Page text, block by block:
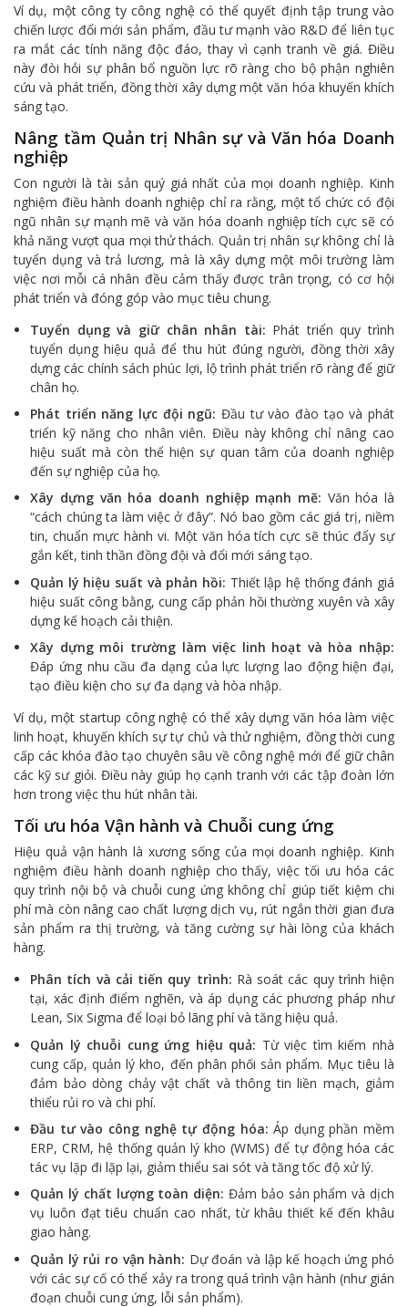
Ví dụ, một công ty công nghệ có thể quyết định tập trung vào
chiến lược đổi mới sản phẩm, đầu tư mạnh vào R&D để liên tục
ra mắt các tính năng độc đáo, thay vì cạnh tranh về giá. Điều
này đòi hỏi sự phân bổ nguồn lực rõ ràng cho bộ phận nghiên
cứu và phát triển, đồng thời xây dựng một văn hóa khuyến khích
sáng tạo.
Nâng tầm Quản trị Nhân sự và Văn hóa Doanh
nghiệp
Con người là tài sản quý giá nhất của mọi doanh nghiệp. Kinh
nghiệm điều hành doanh nghiệp chỉ ra rằng, một tổ chức có đội
ngũ nhân sự mạnh mẽ và văn hóa doanh nghiệp tích cực sẽ có
khả năng vượt qua mọi thử thách. Quản trị nhân sự không chỉ là
tuyển dụng và trả lương, mà là xây dựng một môi trường làm
việc nơi mỗi cá nhân đều cảm thấy được trân trọng, có cơ hội
phát triển và đóng góp vào mục tiêu chung.
Tuyển dụng và giữ chân nhân tài: Phát triển quy trình
tuyển dụng hiệu quả để thu hút đúng người, đồng thời xây
dựng các chính sách phúc lợi, lộ trình phát triển rõ ràng để giữ
chân họ.
Phát triển năng lực đội ngũ: Đầu tư vào đào tạo và phát
triển kỹ năng cho nhân viên. Điều này không chỉ nâng cao
hiệu suất mà còn thể hiện sự quan tâm của doanh nghiệp
đến sự nghiệp của họ.
Xây dựng văn hóa doanh nghiệp mạnh mẽ: Văn hóa là
“cách chúng ta làm việc ở đây”. Nó bao gồm các giá trị, niềm
tin, chuẩn mực hành vi. Một văn hóa tích cực sẽ thúc đẩy sự
gắn kết, tinh thần đồng đội và đổi mới sáng tạo.
Quản lý hiệu suất và phản hồi: Thiết lập hệ thống đánh giá
hiệu suất công bằng, cung cấp phản hồi thường xuyên và xây
dựng kế hoạch cải thiện.
Xây dựng môi trường làm việc linh hoạt và hòa nhập:
Đáp ứng nhu cầu đa dạng của lực lượng lao động hiện đại,
tạo điều kiện cho sự đa dạng và hòa nhập.
Ví dụ, một startup công nghệ có thể xây dựng văn hóa làm việc
linh hoạt, khuyến khích sự tự chủ và thử nghiệm, đồng thời cung
cấp các khóa đào tạo chuyên sâu về công nghệ mới để giữ chân
các kỹ sư giỏi. Điều này giúp họ cạnh tranh với các tập đoàn lớn
hơn trong việc thu hút nhân tài.
Tối ưu hóa Vận hành và Chuỗi cung ứng
Hiệu quả vận hành là xương sống của mọi doanh nghiệp. Kinh
nghiệm điều hành doanh nghiệp cho thấy, việc tối ưu hóa các
quy trình nội bộ và chuỗi cung ứng không chỉ giúp tiết kiệm chi
phí mà còn nâng cao chất lượng dịch vụ, rút ngắn thời gian đưa
sản phẩm ra thị trường, và tăng cường sự hài lòng của khách
hàng.
Phân tích và cải tiến quy trình: Rà soát các quy trình hiện
tại, xác định điểm nghẽn, và áp dụng các phương pháp như
Lean, Six Sigma để loại bỏ lãng phí và tăng hiệu quả.
Quản lý chuỗi cung ứng hiệu quả: Từ việc tìm kiếm nhà
cung cấp, quản lý kho, đến phân phối sản phẩm. Mục tiêu là
đảm bảo dòng chảy vật chất và thông tin liền mạch, giảm
thiểu rủi ro và chi phí.
Đầu tư vào công nghệ tự động hóa: Áp dụng phần mềm
ERP, CRM, hệ thống quản lý kho (WMS) để tự động hóa các
tác vụ lặp đi lặp lại, giảm thiểu sai sót và tăng tốc độ xử lý.
Quản lý chất lượng toàn diện: Đảm bảo sản phẩm và dịch
vụ luôn đạt tiêu chuẩn cao nhất, từ khâu thiết kế đến khâu
giao hàng.
Quản lý rủi ro vận hành: Dự đoán và lập kế hoạch ứng phó
với các sự cố có thể xảy ra trong quá trình vận hành (như gián
đoạn chuỗi cung ứng, lỗi sản phẩm).